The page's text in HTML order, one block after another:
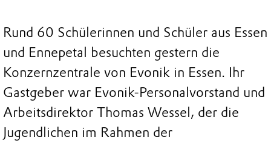
Rund 60 Schülerinnen und Schüler aus Essen
und Ennepetal besuchten gestern die
Konzernzentrale von Evonik in Essen. Ihr
Gastgeber war Evonik-Personalvorstand und
Arbeitsdirektor Thomas Wessel, der die
Jugendlichen im Rahmen der